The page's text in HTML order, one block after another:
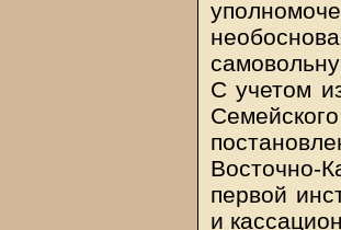
С учетом
Восточно-
первой
и